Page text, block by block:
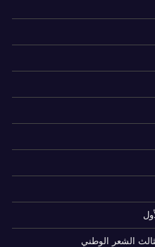
الشعر الوطني